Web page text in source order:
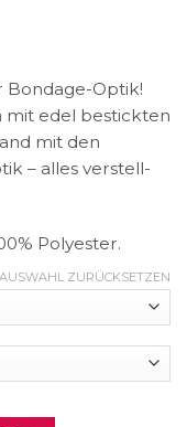
Bondage-Optik!
mit edel bestickten
mit den
– alles verstell-
Polyester.
AUSWAHL ZURÜCKSETZEN